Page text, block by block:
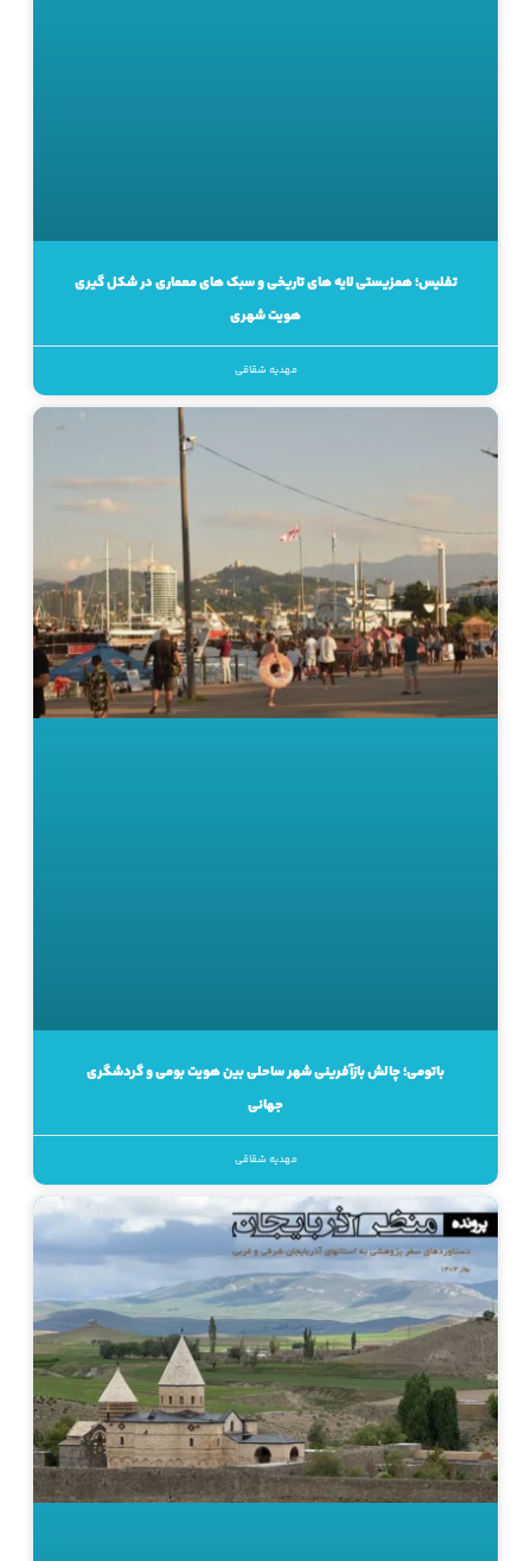
تفلیس؛ همزیستی لایه های تاریخی و سبک های معماری در شکل گیری
هویت شهری
مهدیه شقاقی
باتومی؛ چالش بازآفرینی شهر ساحلی بین هویت بومی و گردشگری
جهانی
مهدیه شقاقی